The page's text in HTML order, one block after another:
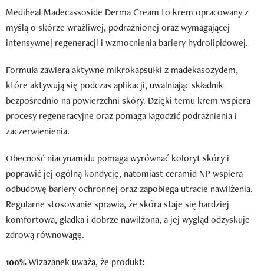
Mediheal Madecassoside Derma Cream to krem opracowany z
myślą o skórze wrażliwej, podrażnionej oraz wymagającej
intensywnej regeneracji i wzmocnienia bariery hydrolipidowej.
Formuła zawiera aktywne mikrokapsułki z madekasozydem,
które aktywują się podczas aplikacji, uwalniając składnik
bezpośrednio na powierzchni skóry. Dzięki temu krem wspiera
procesy regeneracyjne oraz pomaga łagodzić podrażnienia i
zaczerwienienia.
Obecność niacynamidu pomaga wyrównać koloryt skóry i
poprawić jej ogólną kondycję, natomiast ceramid NP wspiera
odbudowę bariery ochronnej oraz zapobiega utracie nawilżenia.
Regularne stosowanie sprawia, że skóra staje się bardziej
komfortowa, gładka i dobrze nawilżona, a jej wygląd odzyskuje
zdrową równowagę.
100%Wizażanek uważa, że produkt: